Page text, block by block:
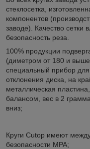
стеклосетка,
компонентов
заводе). Качество сетки
безопасность реза.
100% продукции
(диметром от 180 и
специальный прибор
отклонения диска, на
металлическая
балансом, вес в 2
вниз;
Круги Cutop имеют
безопасности MPA;